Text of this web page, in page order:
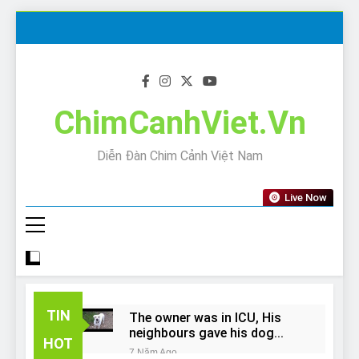
ChimCanhViet.Vn
Diễn Đàn Chim Cảnh Việt Nam
Live Now
TIN
HOT
The owner was in ICU, His
neighbours gave his dog
away!
7 Năm Ago